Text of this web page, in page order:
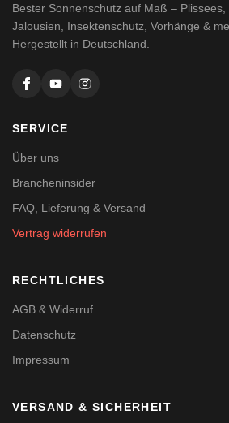
Bester Sonnenschutz auf Maß – Plissees,
Jalousien, Insektenschutz, Vorhänge &
Hergestellt in Deutschland.
SERVICE
Über uns
Brancheninsider
FAQ, Lieferung & Versand
Vertrag widerrufen
RECHTLICHES
AGB & Widerruf
Datenschutz
Impressum
VERSAND & SICHERHEIT